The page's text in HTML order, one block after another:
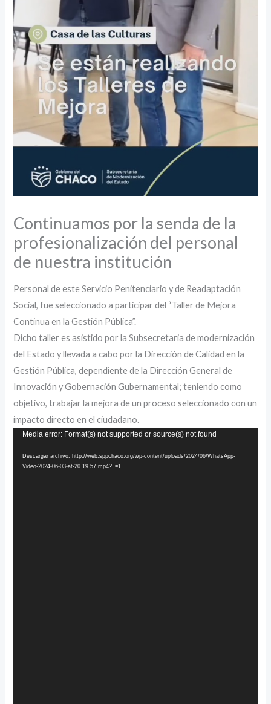
Continuamos por la senda de la
profesionalización del personal
de nuestra institución
Personal de este Servicio Penitenciario y de Readaptación
Social, fue seleccionado a participar del “Taller de Mejora
Continua en la Gestión Pública”.
Dicho taller es asistido por la Subsecretaria de modernización
del Estado y llevada a cabo por la Dirección de Calidad en la
Gestión Pública, dependiente de la Dirección General de
Innovación y Gobernación Gubernamental; teniendo como
objetivo, trabajar la mejora de un proceso seleccionado con un
impacto directo en el ciudadano.
Reproductor
de
video
Media error: Format(s) not supported or source(s) not found
Descargar archivo: http://web.sppchaco.org/wp-content/uploads/2024/06/WhatsApp-
Video-2024-06-03-at-20.19.57.mp4?_=1